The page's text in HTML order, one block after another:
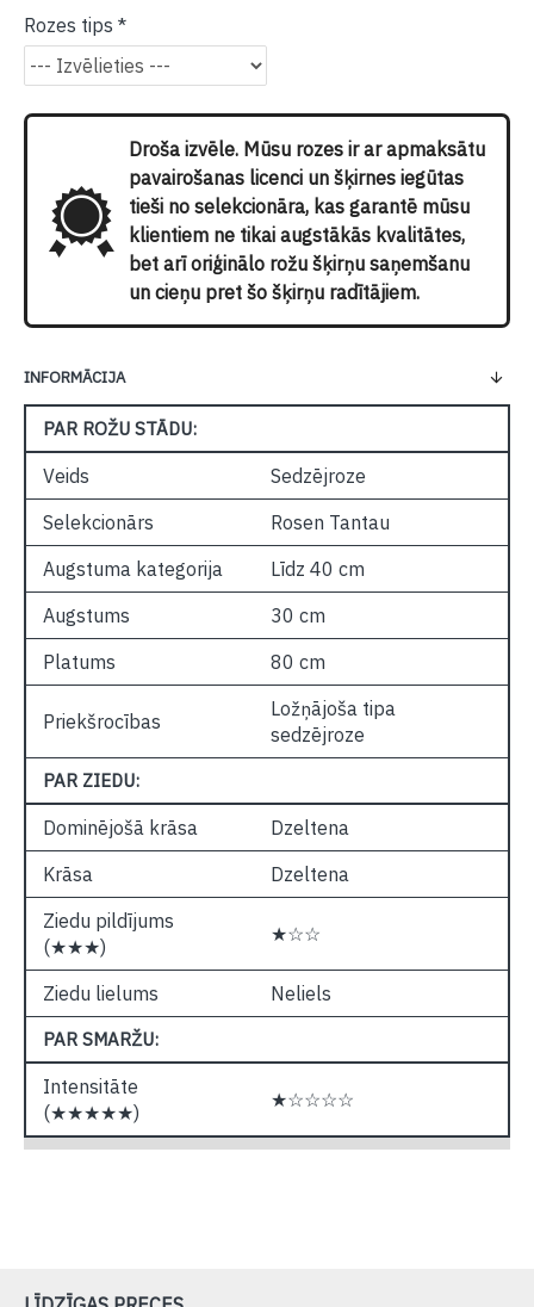
Rozes tips
Droša izvēle. Mūsu rozes ir ar apmaksātu
pavairošanas licenci un šķirnes iegūtas
tieši no selekcionāra, kas garantē mūsu
klientiem ne tikai augstākās kvalitātes,
bet arī oriģinālo rožu šķirņu saņemšanu
un cieņu pret šo šķirņu radītājiem.
INFORMĀCIJA
PAR ROŽU STĀDU:
Veids
Sedzējroze
Selekcionārs
Rosen Tantau
Augstuma kategorija
Līdz 40 cm
Augstums
30 cm
Platums
80 cm
Priekšrocības
Ložņājoša tipa
sedzējroze
PAR ZIEDU:
Dominējošā krāsa
Dzeltena
Krāsa
Dzeltena
Ziedu pildījums
(★★★)
★☆☆
Ziedu lielums Neliels
PAR SMARŽU:
Intensitāte
(★★★★★)
★☆☆☆☆